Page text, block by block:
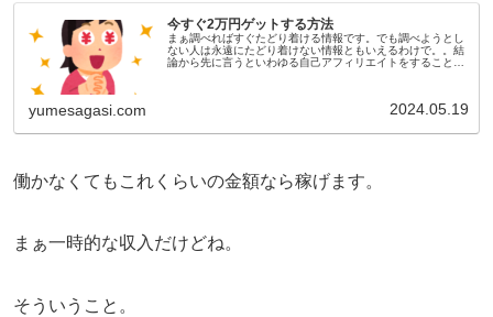
今すぐ2万円ゲットする方法
まぁ調べればすぐたどり着ける情報です。でも調べようとし
ない人は永遠にたどり着けない情報ともいえるわけで。。結
論から先に言うといわゆる自己アフィリエイトをすることで
yumesagasi.com 2024.05.19
働かなくてもこれくらいの金額なら稼げます。
まぁ一時的な収入だけどね。
そういうこと。